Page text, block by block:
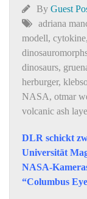
By Guest
adriana
modell, cytokine,
dinosaurs,
herburger,
NASA, otmar
volcanic ash
DLR schickt
Universität
NASA-
“Columbus